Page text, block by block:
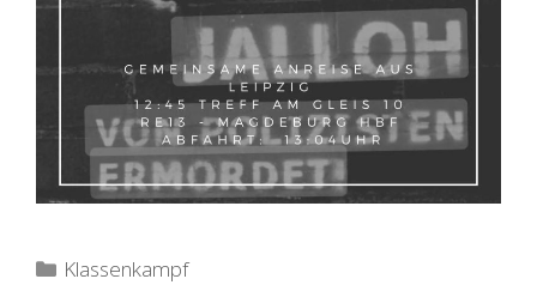
Kategorien
Klassenkampf